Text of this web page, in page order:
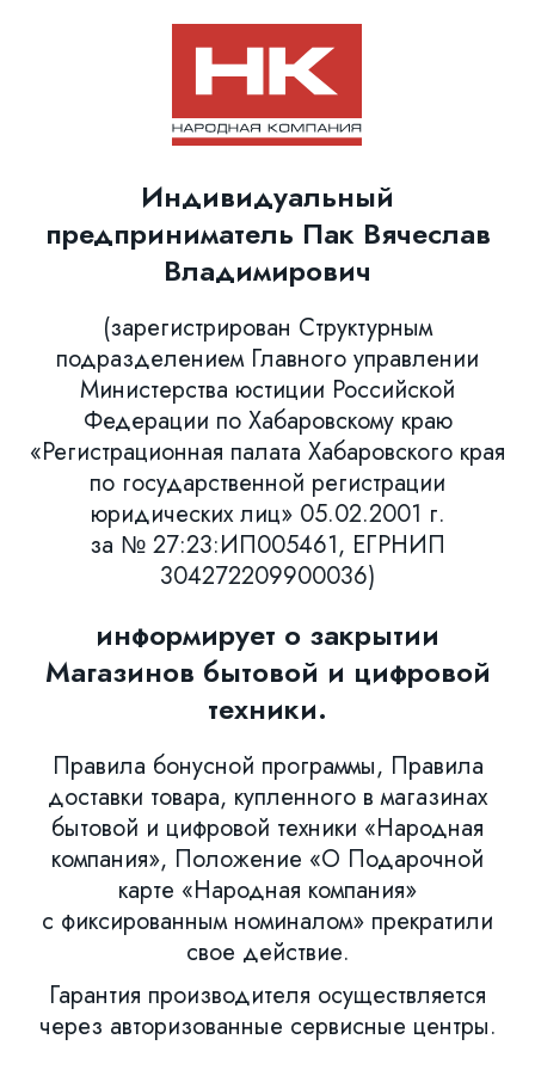
Индивидуальный
предприниматель Пак Вячеслав
Владимирович
(зарегистрирован Структурным
подразделением Главного управлении
Министерства юстиции Российской
Федерации по Хабаровскому краю
«Регистрационная палата Хабаровского края
по государственной регистрации
юридических лиц» 05.02.2001 г.
за № 27:23:ИП005461, ЕГРНИП
304272209900036)
информирует о закрытии
Магазинов бытовой и цифровой
техники.
Правила бонусной программы, Правила
доставки товара, купленного в магазинах
бытовой и цифровой техники «Народная
компания», Положение «О Подарочной
карте «Народная компания»
с фиксированным номиналом» прекратили
свое действие.
Гарантия производителя осуществляется
через авторизованные сервисные центры.